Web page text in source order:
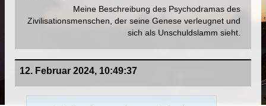
Meine Beschreibung des Psychodramas des
Zivilisationsmenschen, der seine Genese verleugnet und
sich als Unschuldslamm sieht.
12. Februar 2024, 10:49:37